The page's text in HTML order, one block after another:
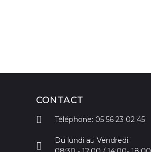
CONTACT
Téléphone: 05 56 23 02 45
Du lundi au Vendredi: